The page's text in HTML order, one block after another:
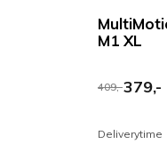
M1 XL
409,-379,-
Deliverytime